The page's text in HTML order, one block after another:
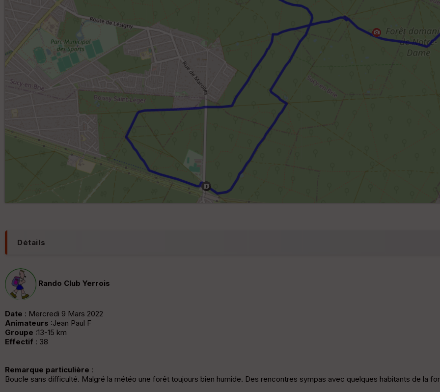
Détails
Rando Club Yerrois
Date : Mercredi 9 Mars 2022
Animateurs :Jean Paul F
Groupe :13-15 km
Effectif : 38
Remarque particulière :
Boucle sans difficulté. Malgré la météo une forêt toujours bien humide. Des rencontres sympas avec quelques habitants de la